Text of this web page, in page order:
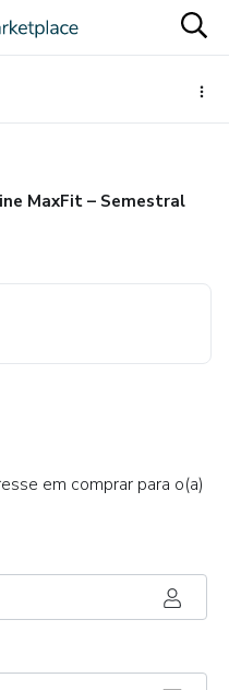
MaxFit – Semestral
em comprar para o(a)